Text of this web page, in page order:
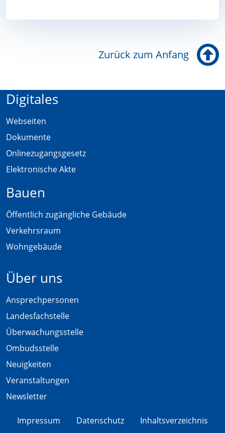
Zurück zum Anfang
Digitales
Webseiten
Dokumente
Onlinezugangsgesetz
Elektronische Akte
Bauen
Öffentlich zugängliche Gebäude
Verkehrsraum
Wohngebäude
Über uns
Ansprechpersonen
Landesfachstelle
Überwachungsstelle
Ombudsstelle
Neuigkeiten
Veranstaltungen
Newsletter
Impressum Datenschutz Inhaltsverzeichnis